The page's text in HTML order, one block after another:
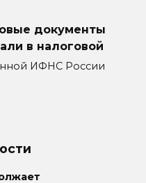
документы
в налоговой
ИФНС России